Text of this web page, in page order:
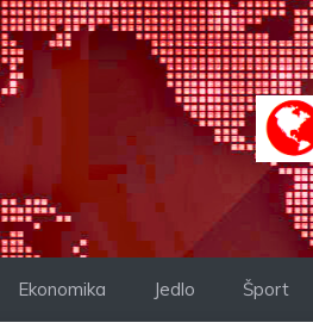
Ekonomika Jedlo Šport